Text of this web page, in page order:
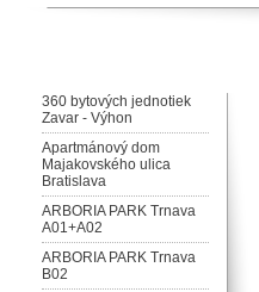
360 bytových jednotiek
Zavar - Výhon
Apartmánový dom
Majakovského ulica
Bratislava
ARBORIA PARK Trnava
A01+A02
ARBORIA PARK Trnava
B02